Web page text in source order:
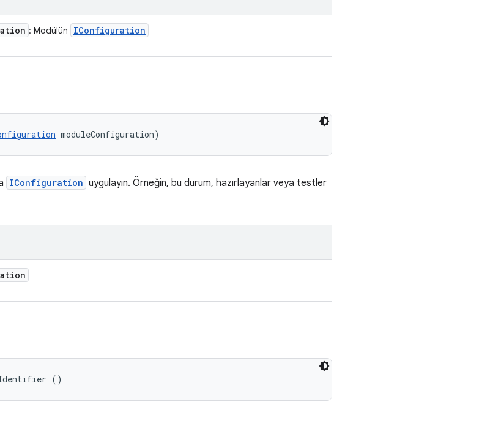
: Modülün IConfiguration
moduleConfiguration)
IConfiguration uygulayın. Örneğin, bu durum, hazırlayanlar veya testler
()